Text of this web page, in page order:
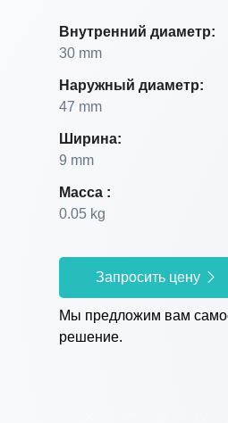
Внутренний диаметр:
30 mm
Наружный диаметр:
47 mm
Ширина:
9 mm
Масса :
0.05 kg
Запросить цену
Мы предложим вам
решение.